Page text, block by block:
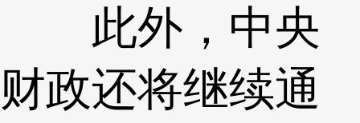
此外，中央
财政还将继续通